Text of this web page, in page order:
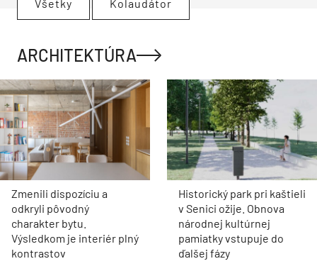
Všetky Kolaudátor
ARCHITEKTÚRA
Zmenili dispozíciu a
odkryli pôvodný
charakter bytu.
Výsledkom je interiér plný
kontrastov
Historický park pri kaštieli
v Senici ožije. Obnova
národnej kultúrnej
pamiatky vstupuje do
ďalšej fázy